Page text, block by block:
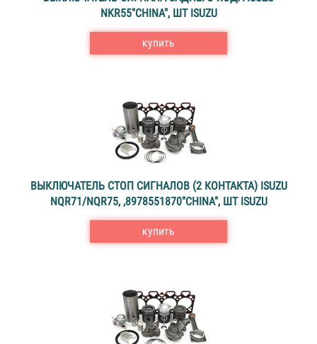
NKR55"CHINA", ШТ ISUZU
купить
ВЫКЛЮЧАТЕЛЬ СТОП СИГНАЛОВ (2 КОНТАКТА) ISUZU
NQR71/NQR75, ,8978551870"CHINA", ШТ ISUZU
купить